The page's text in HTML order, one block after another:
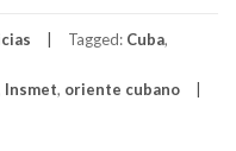
Tagged: Cuba,
Insmet, oriente cubano